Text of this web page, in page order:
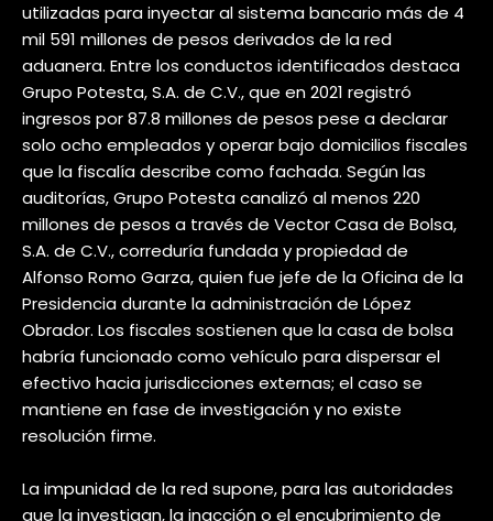
utilizadas para inyectar al sistema bancario más de 4
mil 591 millones de pesos derivados de la red
aduanera. Entre los conductos identificados destaca
Grupo Potesta, S.A. de C.V., que en 2021 registró
ingresos por 87.8 millones de pesos pese a declarar
solo ocho empleados y operar bajo domicilios fiscales
que la fiscalía describe como fachada. Según las
auditorías, Grupo Potesta canalizó al menos 220
millones de pesos a través de Vector Casa de Bolsa,
S.A. de C.V., correduría fundada y propiedad de
Alfonso Romo Garza, quien fue jefe de la Oficina de la
Presidencia durante la administración de López
Obrador. Los fiscales sostienen que la casa de bolsa
habría funcionado como vehículo para dispersar el
efectivo hacia jurisdicciones externas; el caso se
mantiene en fase de investigación y no existe
resolución firme.
La impunidad de la red supone, para las autoridades
que la investigan, la inacción o el encubrimiento de